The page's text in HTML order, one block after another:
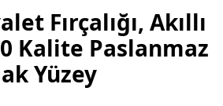
Fırçalığı, Akıllı
Kalite Paslanmaz
Yüzey